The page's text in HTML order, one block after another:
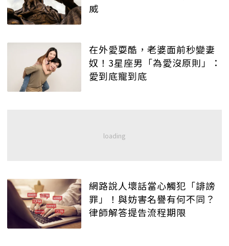
威
在外愛耍酷，老婆面前秒變妻
奴！3星座男「為愛沒原則」：
愛到底寵到底
網路說人壞話當心觸犯「誹謗
罪」！與妨害名譽有何不同？
律師解答提告流程期限